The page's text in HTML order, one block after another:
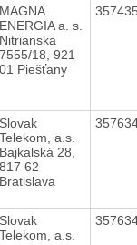
MAGNA
ENERGIA a. s.
Nitrianska
7555/18, 921
01 Piešťany
Slovak
Telekom, a.s.
Bajkalská 28,
817 62
Bratislava
Slovak
Telekom, a.s.